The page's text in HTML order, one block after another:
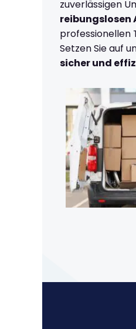
zuverlässigen
reibungslosen
professionellen
Setzen Sie auf
sicher und